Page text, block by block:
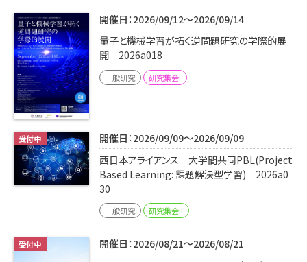
開催日：2026/09/12～2026/09/14
量子と機械学習が拓く逆問題研究の学際的展
開｜2026a018
一般研究 研究集会I
開催日：2026/09/09～2026/09/09
西日本アライアンス 大学間共同PBL(Project
Based Learning: 課題解決型学習)｜2026a0
30
一般研究 研究集会II
開催日：2026/08/21～2026/08/21